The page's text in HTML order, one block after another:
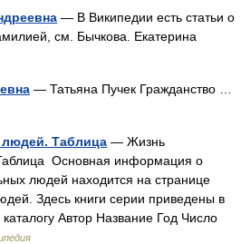
— В Википедии есть статьи о
см. Бычкова. Екатерина
— Татьяна Пучек Гражданство …
Таблица — Жизнь
Основная информация о
людей находится на странице
Здесь книги серии приведены в
Автор Название Год Число